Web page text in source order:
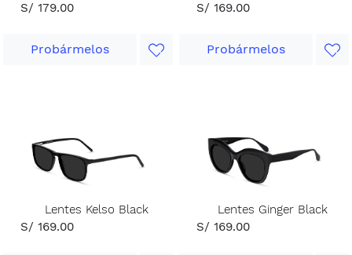
S/ 179.00
Probármelos
S/ 169.00
Probármelos
Lentes Kelso Black
S/ 169.00
Lentes Ginger Black
S/ 169.00